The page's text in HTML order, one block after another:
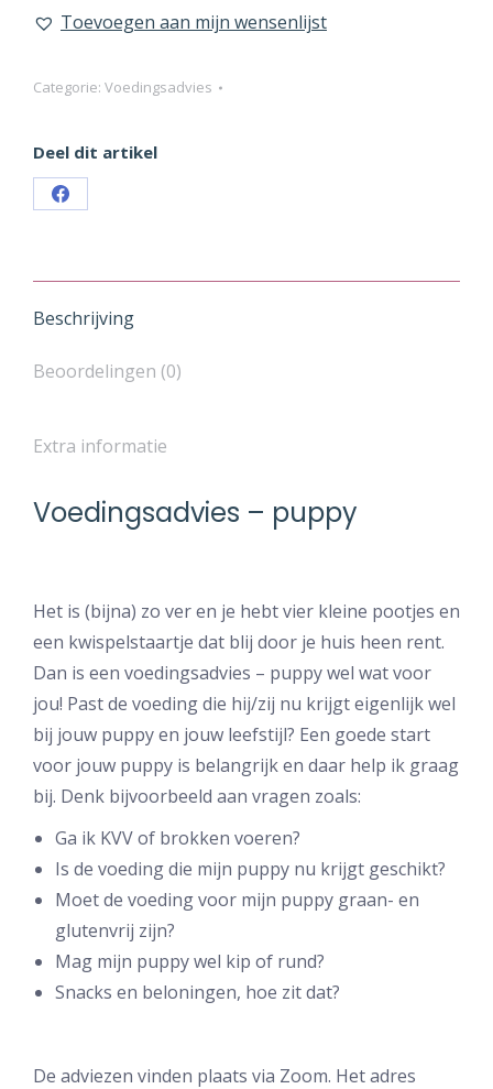
puppyToevoegen aan mijn wensenlijst
Categorie: Voedingsadvies
Deel dit artikel
Share
Facebook
Beschrijving
Beoordelingen (0)
Extra informatie
Voedingsadvies – puppy
Het is (bijna) zo ver en je hebt vier kleine pootjes en
een kwispelstaartje dat blij door je huis heen rent.
Dan is een voedingsadvies – puppy wel wat voor
jou! Past de voeding die hij/zij nu krijgt eigenlijk wel
bij jouw puppy en jouw leefstijl? Een goede start
voor jouw puppy is belangrijk en daar help ik graag
bij. Denk bijvoorbeeld aan vragen zoals:
Ga ik KVV of brokken voeren?
Is de voeding die mijn puppy nu krijgt geschikt?
Moet de voeding voor mijn puppy graan- en
glutenvrij zijn?
Mag mijn puppy wel kip of rund?
Snacks en beloningen, hoe zit dat?
De adviezen vinden plaats via Zoom. Het adres